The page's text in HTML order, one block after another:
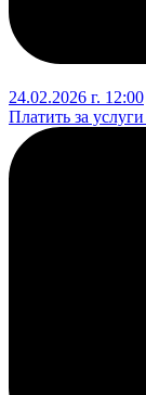
24.02.2026 г. 12:00
Платить за